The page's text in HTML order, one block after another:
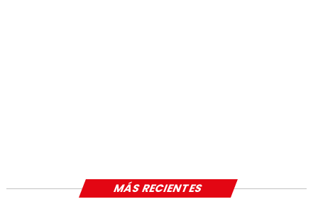
MÁS RECIENTES